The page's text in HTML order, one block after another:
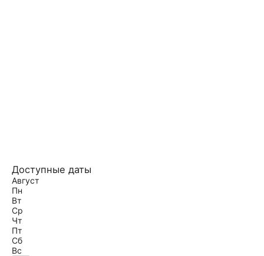
Доступные даты
Август
Пн
Вт
Ср
Чт
Пт
Сб
Вс